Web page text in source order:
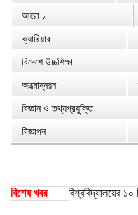
আরো ∨
ক্যারিয়ার
বিদেশে উচ্চশিক্ষা
আত্মোন্নয়ন
বিজ্ঞান ও তথ্যপ্রযুক্তি
বিজ্ঞাপন
বিশেষ খবর
পেয়েছে ঢাকা বিশ্ববিদ্যালয়ের ১০